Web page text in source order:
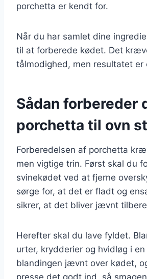
porchetta er kendt for.
Når du har samlet dine
til at forberede kødet. Det
tålmodighed, men resultatet
Sådan forbereder
porchetta til ovn
Forberedelsen af porchetta
men vigtige trin. Først skal du
svinekødet ved at fjerne
sørge for, at det er fladt og
sikrer, at det bliver jævnt
Herefter skal du lave fyldet.
urter, krydderier og hvidløg i en
blandingen jævnt over kødet,
presse det godt ind, så